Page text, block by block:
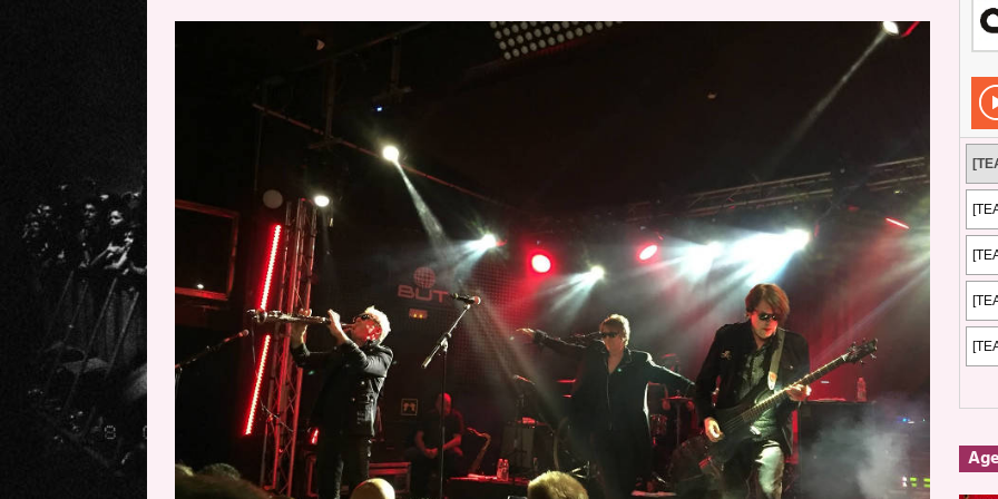
[ 20 mayo, 2026 ] XpresidentX: Rockeros certificados
ENTREVISTAS
Fito & Fitipaldis: 2 de mayo de 2026 en Fuengirola
[ 17 mayo, 2026 ]
Fito & Fitipaldis: Su ‘aullido’ retumbó ferozmente en Fuengirola.
REPORTAJES
[ 5 agosto, 2026 ]